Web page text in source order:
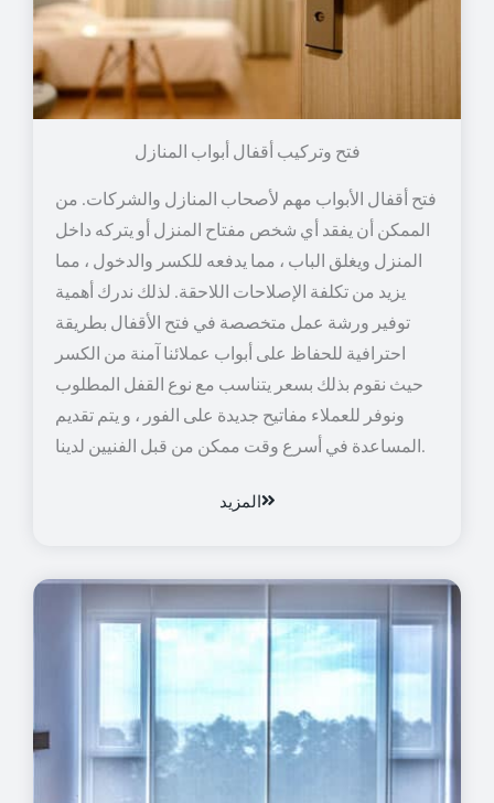
فتح وتركيب أقفال أبواب المنازل
فتح أقفال الأبواب مهم لأصحاب المنازل والشركات. من
الممكن أن يفقد أي شخص مفتاح المنزل أو يتركه داخل
المنزل ويغلق الباب ، مما يدفعه للكسر والدخول ، مما
يزيد من تكلفة الإصلاحات اللاحقة. لذلك ندرك أهمية
توفير ورشة عمل متخصصة في فتح الأقفال بطريقة
احترافية للحفاظ على أبواب عملائنا آمنة من الكسر
حيث نقوم بذلك بسعر يتناسب مع نوع القفل المطلوب
ونوفر للعملاء مفاتيح جديدة على الفور ، و يتم تقديم
المساعدة في أسرع وقت ممكن من قبل الفنيين لدينا.
المزيد